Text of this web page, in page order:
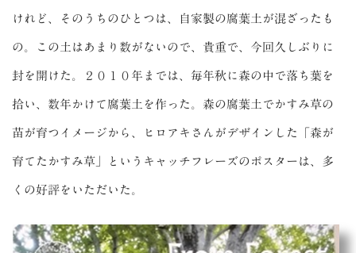
けれど、そのうちのひとつは、自家製の腐葉土が混ざったも
の。この土はあまり数がないので、貴重で、今回久しぶりに
封を開けた。２０１０年までは、毎年秋に森の中で落ち葉を
拾い、数年かけて腐葉土を作った。森の腐葉土でかすみ草の
苗が育つイメージから、ヒロアキさんがデザインした「森が
育てたかすみ草」というキャッチフレーズのポスターは、多
くの好評をいただいた。